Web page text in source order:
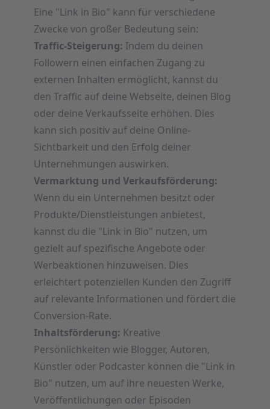
Eine "Link in Bio" kann für verschiedene
Zwecke von großer Bedeutung sein:
Traffic-Steigerung: Indem du deinen
Followern einen einfachen Zugang zu
externen Inhalten ermöglicht, kannst du
den Traffic auf deine Webseite, deinen Blog
oder deine Verkaufsseite erhöhen. Dies
kann sich positiv auf deine Online-
Sichtbarkeit und den Erfolg deiner
Unternehmungen auswirken.
Vermarktung und Verkaufsförderung:
Wenn du ein Unternehmen besitzt oder
Produkte/Dienstleistungen anbietest,
kannst du die "Link in Bio" nutzen, um
gezielt auf spezifische Angebote oder
Werbeaktionen hinzuweisen. Dies
erleichtert potenziellen Kunden den Zugriff
auf relevante Informationen und fördert die
Conversion-Rate.
Inhaltsförderung: Kreative
Persönlichkeiten wie Blogger, Autoren,
Künstler oder Podcaster können die "Link in
Bio" nutzen, um auf ihre neuesten Werke,
Veröffentlichungen oder Episoden